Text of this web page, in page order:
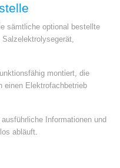
sämtliche optional bestellte
montiert, die
einen Elektrofachbetrieb
Informationen und
abläuft.